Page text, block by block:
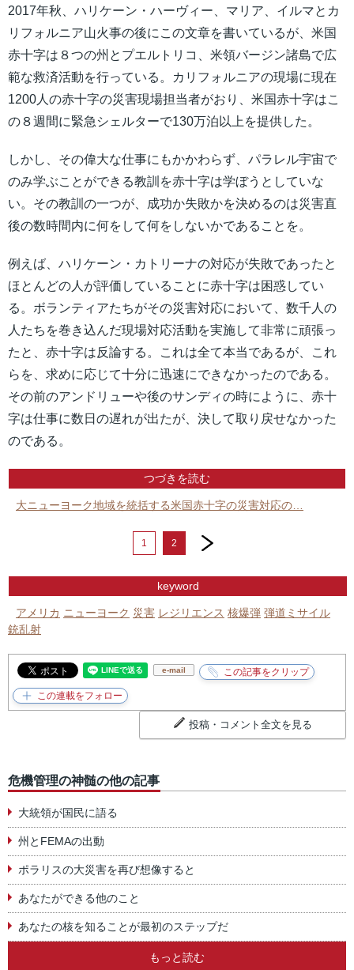
2017年秋、ハリケーン・ハーヴィー、マリア、イルマとカ
リフォルニア山火事の後にこの文章を書いているが、米国
赤十字は８つの州とプエルトリコ、米領バージン諸島で広
範な救済活動を行っている。カリフォルニアの現場に現在
1200人の赤十字の災害現場担当者がおり、米国赤十字はこ
の８週間に緊急シェルターで130万泊以上を提供した。
しかし、その偉大な仕事にもかかわらず、パラレル宇宙で
のみ学ぶことができる教訓を赤十字は学ぼうとしていな
い。その教訓の一つが、成功か失敗かを決めるのは災害直
後の数時間内に何をして何をしないかであることを。
例えば、ハリケーン・カトリーナの対応が失敗であったと
ほとんどの人が評価していることに赤十字は困惑してい
る。ボランティアたちがその災害対応において、数千人の
人たちを巻き込んだ現場対応活動を実施して非常に頑張っ
たと、赤十字は反論する。これは全て本当であるが、これ
らを、求めに応じて十分に迅速にできなかったのである。
その前のアンドリューや後のサンディの時にように、赤十
字は仕事に数日の遅れが出たが、決して取り戻せなかった
のである。
つづきを読む
大ニューヨーク地域を統括する米国赤十字の災害対応の…
1 2
next
keyword
アメリカ ニューヨーク 災害 レジリエンス 核爆弾 弾道ミサイル
銃乱射
e-mail
投稿・コメント全文を見る
危機管理の神髄の他の記事
大統領が国民に語る
州とFEMAの出動
ポラリスの大災害を再び想像すると
あなたができる他のこと
あなたの核を知ることが最初のステップだ
もっと読む